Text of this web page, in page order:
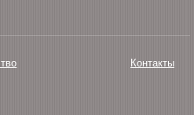
Контакты